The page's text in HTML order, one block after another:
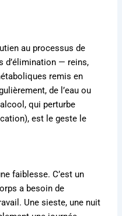
au processus de
d’élimination — reins,
remis en
de l’eau ou
qui perturbe
est le geste le
faiblesse. C’est un
a besoin de
Une sieste, une nuit